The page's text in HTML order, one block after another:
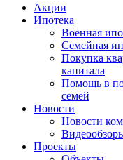
Акции
Ипотека
Военная
Семейная
Покупка
капитала
Помощь в
семей
Новости
Новости
Проекты